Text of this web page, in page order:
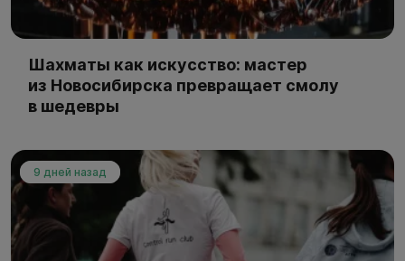
Шахматы как искусство: мастер
из Новосибирска превращает смолу
в шедевры
9 дней назад